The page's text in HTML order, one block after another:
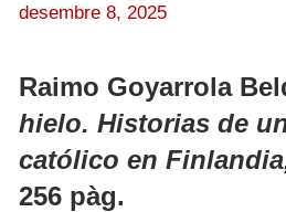
desembre 8, 2025
Raimo Goyarrola
hielo. Historias de
católico en
256 pàg.